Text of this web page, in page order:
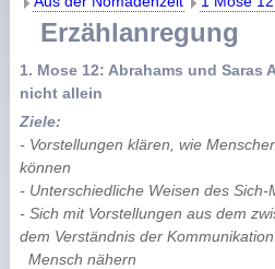
Erzählanregung
1. Mose 12: Abrahams und Saras
nicht allein
Ziele:
- Vorstellungen klären, wie
können
- Unterschiedliche Weisen des
- Sich mit Vorstellungen aus dem
dem Verständnis der
Mensch nähern